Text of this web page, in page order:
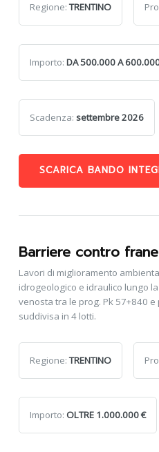
Regione:TRENTINO
Importo: DA 500.000 A
Scadenza: settembre 2026
SCARICA BANDO
Barriere contro
Lavori di miglioramento
idrogeologico e idraulico lungo
venosta tra le prog. Pk 57+840
suddivisa in 4 lotti.
Regione:TRENTINO
Importo: OLTRE 1.000.000 €